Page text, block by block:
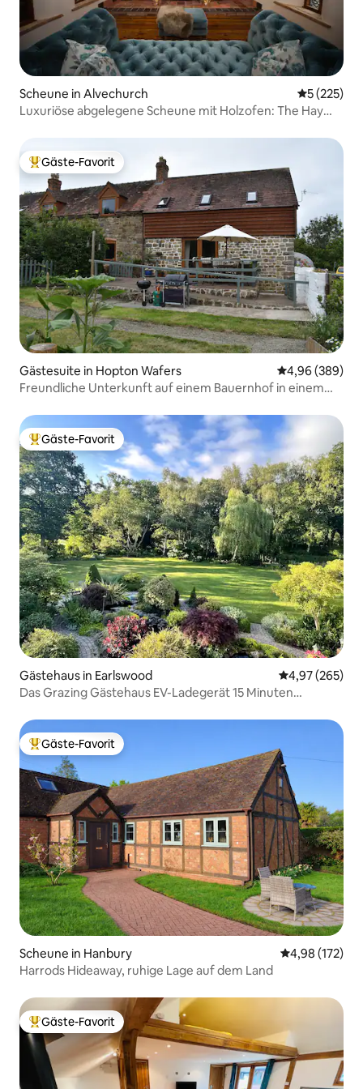
Scheune in Alvechurch
5 (225)
Luxuriöse abgelegene Scheune mit Holzofen: The Hay
Beliebter Gäste-Favorit.
Gäste-Favorit
Gästesuite in Hopton Wafers
4,96 (389)
Freundliche Unterkunft auf einem Bauernhof in einem
Beliebter Gäste-Favorit.
Gäste-Favorit
Gästehaus in Earlswood
4,97 (265)
Das Grazing Gästehaus EV-Ladegerät 15 Minuten
Beliebter Gäste-Favorit.
Gäste-Favorit
Scheune in Hanbury
4,98 (172)
Harrods Hideaway, ruhige Lage auf dem Land
Beliebter Gäste-Favorit.
Gäste-Favorit